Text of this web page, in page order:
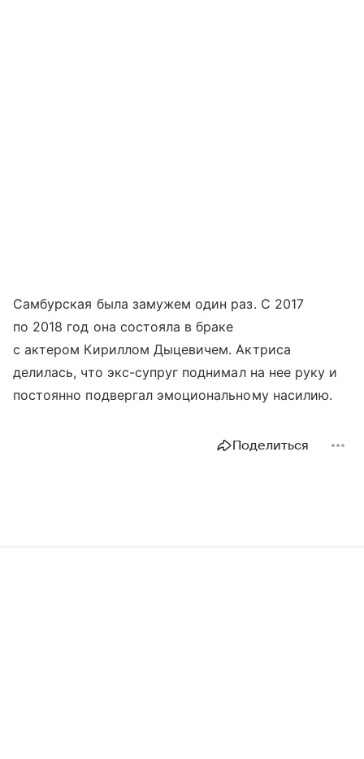
Самбурская была замужем один раз. С 2017
по 2018 год она состояла в браке
с актером Кириллом Дыцевичем. Актриса
делилась, что экс-супруг поднимал на нее руку и
постоянно подвергал эмоциональному насилию.
Поделиться